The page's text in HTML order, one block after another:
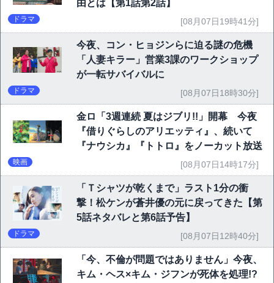
由とは【第1話第2話】
ドラマ [08月07日19時41分]
今夜、コン・ヒョジンらに迫る謎の危機
「人妻キラー」営業3課のワークショップ
が一転サバイバルに
ドラマ [08月07日18時30分]
金ロ「3週連続 夏はジブリ!!」開幕 今夜
『借りぐらしのアリエッティ』、続いて
『ナウシカ』『トトロ』をノーカット放送
映画 [08月07日14時17分]
「Ｔシャツが乾くまで」ラスト1分の衝
撃！松ケンが蒼井優の元に戻ってきた【第
5話ネタバレと第6話予告】
ドラマ [08月07日12時40分]
「今、不倫が問題ではありません」今夜、
キム・ヘス×キム・ジフンが死体を処理!?